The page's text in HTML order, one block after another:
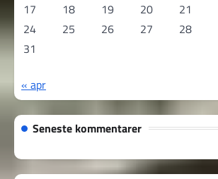
17
18 19 20 21
24
25 26 27 28
31
« apr
Seneste kommentarer